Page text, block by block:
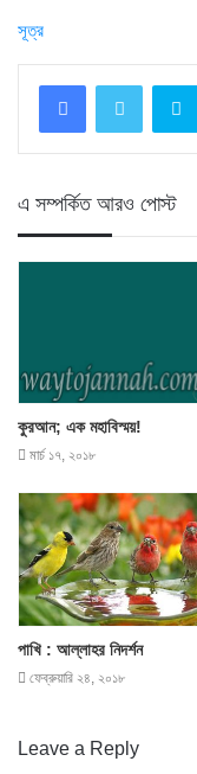
সূত্র
এ সম্পর্কিত আরও পোস্ট
কুরআন; এক মহাবিস্ময়!
মার্চ ১৭, ২০১৮
পাখি : আল্লাহর নিদর্শন
ফেব্রুয়ারি ২৪, ২০১৮
Leave a Reply